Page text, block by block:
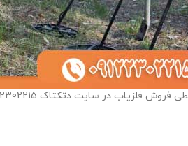
فلزیاب در سایت دتکتاک 09122302215